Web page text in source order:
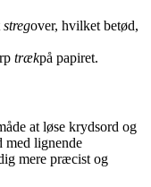
stregover, hvilket betød,
trækpå papiret.
at løse krydsord og
med lignende
mere præcist og